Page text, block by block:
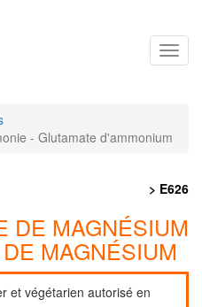
- Glutamate d'ammonium
> E626
DE MAGNÉSIUM
MAGNÉSIUM
et végétarien autorisé en